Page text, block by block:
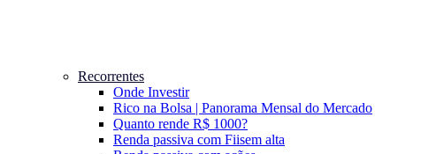
Recorrentes
Onde Investir
Rico na Bolsa | Panorama Mensal do Mercado
Quanto rende R$ 1000?
Renda passiva com Fiisem alta